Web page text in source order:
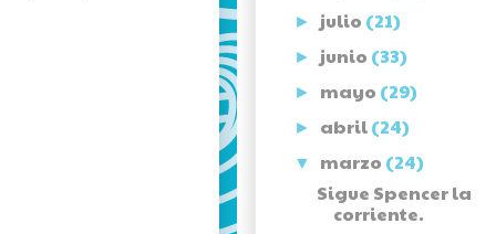
► julio (21)
► junio (33)
► mayo (29)
► abril(24)
▼ marzo (24)
Sigue Spencer la
corriente.